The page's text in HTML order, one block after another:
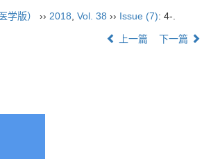
学版） ›› 2018 Vol. 38 ›› Issue (7): 4-.
上一篇 下一篇